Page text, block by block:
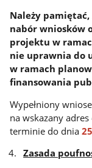
Należy
nabór wniosków
projektu w
nie uprawnia do
w ramach
finansowania
Wypełniony
na wskazany adres
terminie do dnia
Zasada